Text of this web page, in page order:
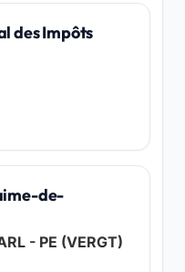
des Impôts
de-
- PE (VERGT)